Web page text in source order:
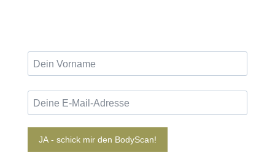
JA - schick mir den BodyScan!